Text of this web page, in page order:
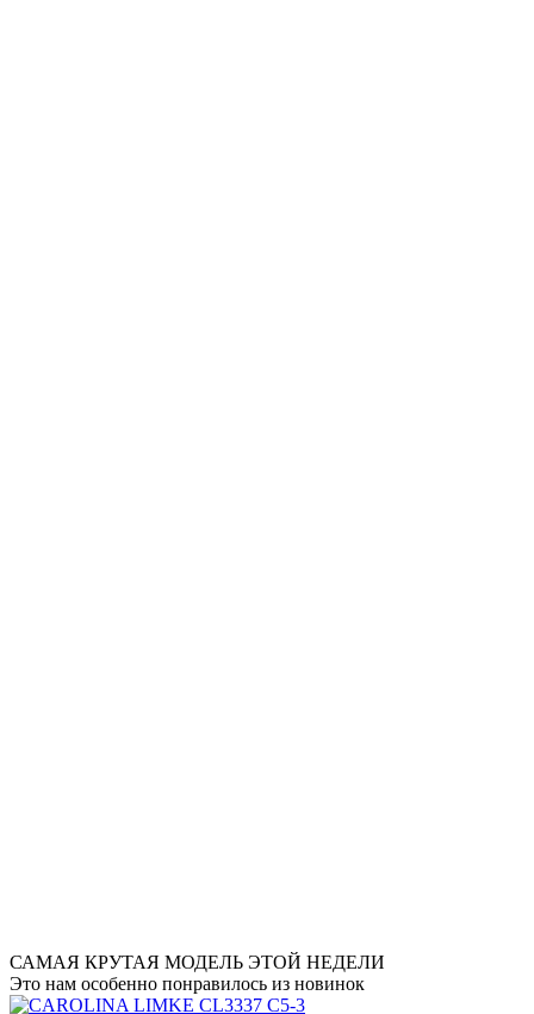
САМАЯ КРУТАЯ МОДЕЛЬ ЭТОЙ НЕДЕЛИ
Это нам особенно понравилось из новинок